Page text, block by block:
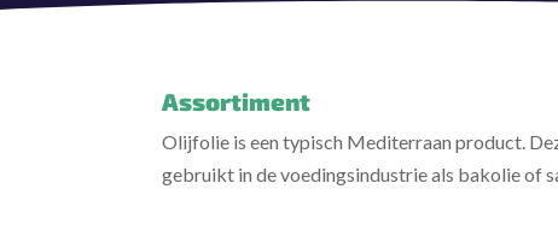
Assortiment
Olijfolie is een typisch Mediterraan product.
gebruikt in de voedingsindustrie als bakolie of